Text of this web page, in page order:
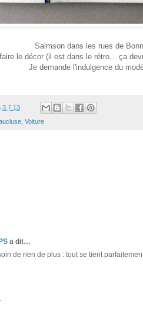
Salmson dans les rues de
le décor (il est dans le rétro... ça
Je demande l'indulgence du
3.7.13
Voiture
a dit…
de rien de plus : tout se tient